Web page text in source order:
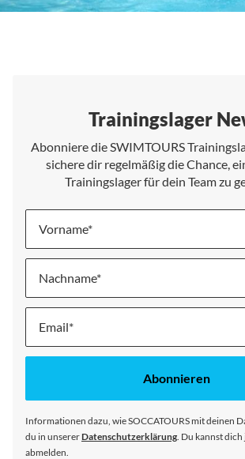
Trainingslager
Abonniere die SWIMTOURS
sichere dir regelmäßig die Chance,
Trainingslager für dein Team zu
Vorname
Nachname
Melde
für
Abonnieren
Informationen dazu, wie SOCCATOURS mit deinen
du in unsererDatenschutzerklärung . Du kannst
abmelden.